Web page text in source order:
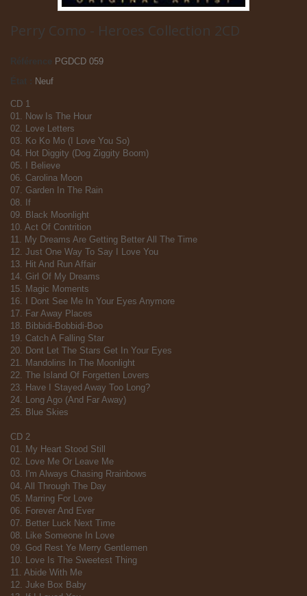
Perry Como - Heroes Collection 2CD
Référence
PGDCD 059
Neuf
CD 1
01. Now Is The Hour
02. Love Letters
03. Ko Ko Mo (I Love You So)
04. Hot Diggity (Dog Ziggity Boom)
05. I Believe
06. Carolina Moon
07. Garden In The Rain
08. If
09. Black Moonlight
10. Act Of Contrition
11. My Dreams Are Getting Better All The Time
12. Just One Way To Say I Love You
13. Hit And Run Affair
14. Girl Of My Dreams
15. Magic Moments
16. I Dont See Me In Your Eyes Anymore
17. Far Away Places
18. Bibbidi-Bobbidi-Boo
19. Catch A Falling Star
20. Dont Let The Stars Get In Your Eyes
21. Mandolins In The Moonlight
22. The Island Of Forgetten Lovers
23. Have I Stayed Away Too Long?
24. Long Ago (And Far Away)
25. Blue Skies
CD 2
01. My Heart Stood Still
02. Love Me Or Leave Me
03. I'm Always Chasing Rrainbows
04. All Through The Day
05. Marring For Love
06. Forever And Ever
07. Better Luck Next Time
08. Like Someone In Love
09. God Rest Ye Merry Gentlemen
10. Love Is The Sweetest Thing
11. Abide With Me
12. Juke Box Baby